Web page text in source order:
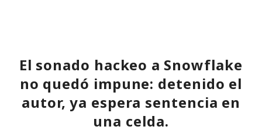
Otra corporación corre el riesgo de repetir la triste suerte de
sus predecesoras.
aún no se confirman en los datos: según el director general
de Vercel, Guillermo Rauch, este año el número de
descargas del framework superó los mil millones — casi el
doble del año pasado, que fue de alrededor de 520 millones.
El sonado hackeo a Snowflake
no quedó impune: detenido el
autor, ya espera sentencia en
una celda.